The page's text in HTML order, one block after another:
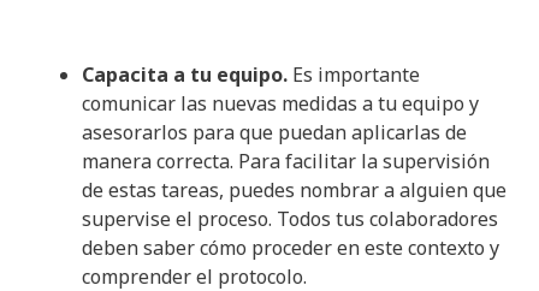
Capacita a tu equipo. Es importante
comunicar las nuevas medidas a tu equipo y
asesorarlos para que puedan aplicarlas de
manera correcta. Para facilitar la supervisión
de estas tareas, puedes nombrar a alguien que
supervise el proceso. Todos tus colaboradores
deben saber cómo proceder en este contexto y
comprender el protocolo.